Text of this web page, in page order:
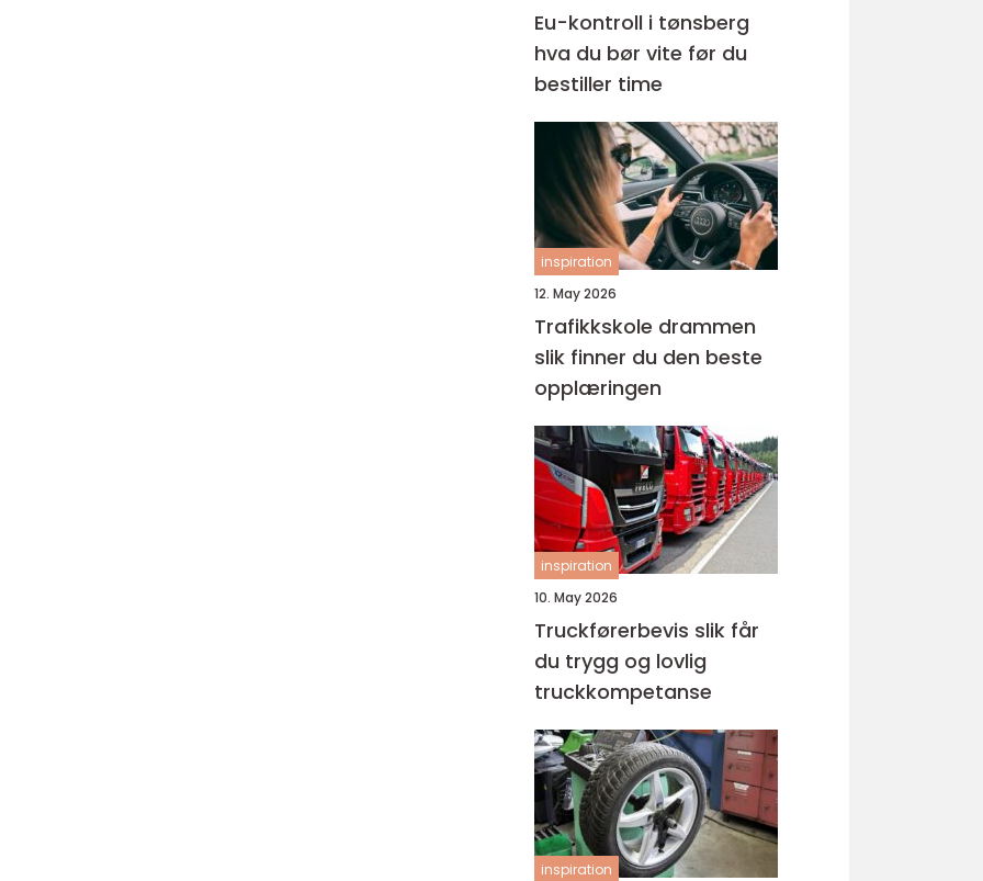
Eu-kontroll i tønsberg
hva du bør vite før du
bestiller time
inspiration
12. May 2026
Trafikkskole drammen
slik finner du den beste
opplæringen
inspiration
10. May 2026
Truckførerbevis slik får
du trygg og lovlig
truckkompetanse
inspiration